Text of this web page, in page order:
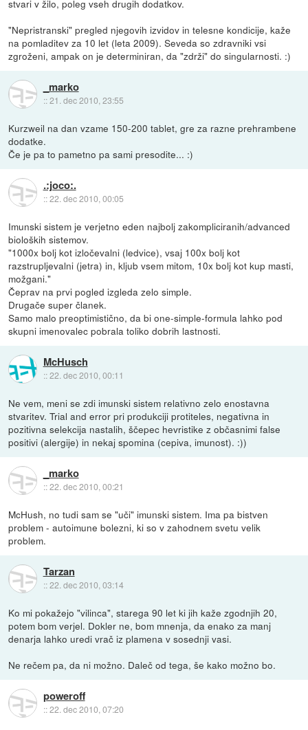
stvari v žilo, poleg vseh drugih dodatkov.
"Nepristranski" pregled njegovih izvidov in telesne kondicije, kaže
na pomladitev za 10 let (leta 2009). Seveda so zdravniki vsi
zgroženi, ampak on je determiniran, da "zdrži" do singularnosti. :)
_marko
::21. dec 2010, 23:55
Kurzweil na dan vzame 150-200 tablet, gre za razne prehrambene
dodatke.
Če je pa to pametno pa sami presodite... :)
.:joco:.
::22. dec 2010, 00:05
Imunski sistem je verjetno eden najbolj zakompliciranih/advanced
bioloških sistemov.
"1000x bolj kot izločevalni (ledvice), vsaj 100x bolj kot
razstrupljevalni (jetra) in, kljub vsem mitom, 10x bolj kot kup masti,
možgani."
Čeprav na prvi pogled izgleda zelo simple.
Drugače super članek.
Samo malo preoptimistično, da bi one-simple-formula lahko pod
skupni imenovalec pobrala toliko dobrih lastnosti.
McHusch
::22. dec 2010, 00:11
Ne vem, meni se zdi imunski sistem relativno zelo enostavna
stvaritev. Trial and error pri produkciji protiteles, negativna in
pozitivna selekcija nastalih, ščepec hevristike z občasnimi false
positivi (alergije) in nekaj spomina (cepiva, imunost). :))
_marko
::22. dec 2010, 00:21
McHush, no tudi sam se "uči" imunski sistem. Ima pa bistven
problem - autoimune bolezni, ki so v zahodnem svetu velik
problem.
Tarzan
::22. dec 2010, 03:14
Ko mi pokažejo "vilinca", starega 90 let ki jih kaže zgodnjih 20,
potem bom verjel. Dokler ne, bom mnenja, da enako za manj
denarja lahko uredi vrač iz plamena v sosednji vasi.
Ne rečem pa, da ni možno. Daleč od tega, še kako možno bo.
poweroff
::22. dec 2010, 07:20